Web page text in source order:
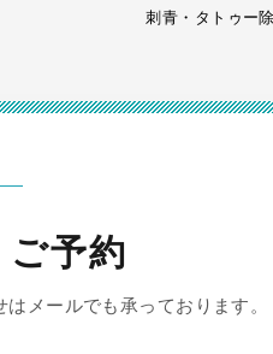
刺青・タトゥー
予約
メールでも承っております。